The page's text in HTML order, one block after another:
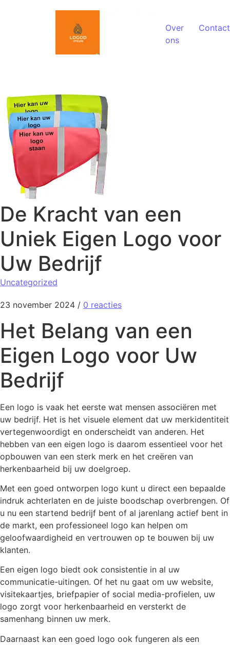
Over
ons
Contact
De Kracht van een
Uniek Eigen Logo voor
Uw Bedrijf
Uncategorized
23 november 2024 / 0 reacties
Het Belang van een
Eigen Logo voor Uw
Bedrijf
Een logo is vaak het eerste wat mensen associëren met
uw bedrijf. Het is het visuele element dat uw merkidentiteit
vertegenwoordigt en onderscheidt van anderen. Het
hebben van een eigen logo is daarom essentieel voor het
opbouwen van een sterk merk en het creëren van
herkenbaarheid bij uw doelgroep.
Met een goed ontworpen logo kunt u direct een bepaalde
indruk achterlaten en de juiste boodschap overbrengen. Of
u nu een startend bedrijf bent of al jarenlang actief bent in
de markt, een professioneel logo kan helpen om
geloofwaardigheid en vertrouwen op te bouwen bij uw
klanten.
Een eigen logo biedt ook consistentie in al uw
communicatie-uitingen. Of het nu gaat om uw website,
visitekaartjes, briefpapier of social media-profielen, uw
logo zorgt voor herkenbaarheid en versterkt de
samenhang binnen uw merk.
Daarnaast kan een goed logo ook fungeren als een